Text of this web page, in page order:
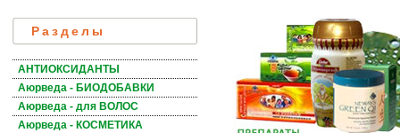
Разделы
АНТИОКСИДАНТЫ
Аюрведа - БИОДОБАВКИ
Аюрведа - для ВОЛОС
Аюрведа - КОСМЕТИКА